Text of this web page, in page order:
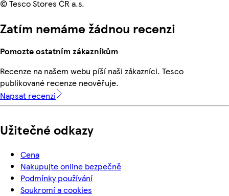
© Tesco Stores ČR a.s.
Zatím nemáme žádnou recenzi
Pomozte ostatním zákazníkům
Recenze na našem webu píší naši zákazníci. Tesco
publikované recenze neověřuje.
Napsat recenzi
Užitečné odkazy
Cena
Nakupujte online bezpečně
Podmínky používání
Soukromí a cookies